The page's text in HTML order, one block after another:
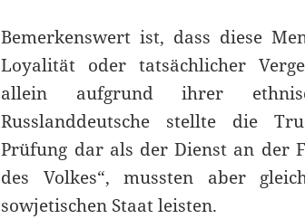
Bemerkenswert ist, dass diese
Loyalität oder tatsächlicher
allein aufgrund ihrer
Russlanddeutsche stellte die
Prüfung dar als der Dienst an der
des Volkes“, mussten aber
sowjetischen Staat leisten.